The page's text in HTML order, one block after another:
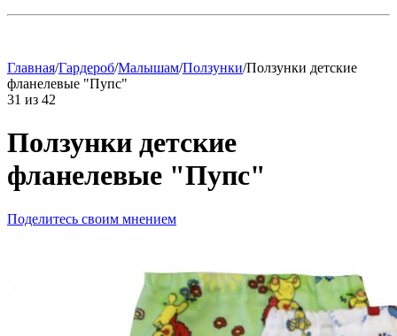
Главная/Гардероб/Малышам/Ползунки/Ползунки детские
фланелевые "Пупс"
31 из 42
Ползунки детские
фланелевые "Пупс"
Поделитесь своим мнением